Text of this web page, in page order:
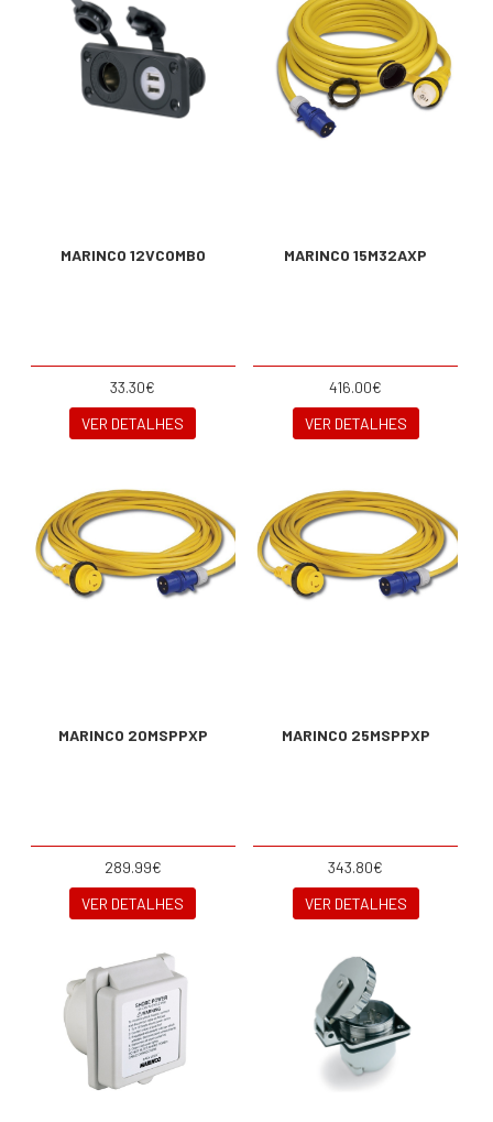
MARINCO 12VCOMBO
33.30€
VER DETALHES
MARINCO 15M32AXP
416.00€
VER DETALHES
MARINCO 20MSPPXP
289.99€
VER DETALHES
MARINCO 25MSPPXP
343.80€
VER DETALHES